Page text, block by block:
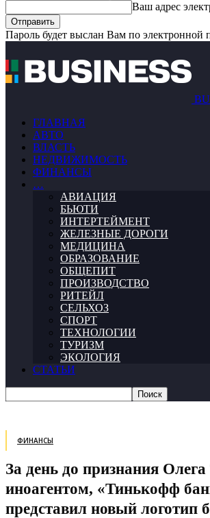
Ваш адрес
Пароль будет выслан Вам по электронной
ГЛАВНАЯ
АВТО
ВЛАСТЬ
НЕДВИЖИМОСТЬ
ФИНАНСЫ
…
АВИАЦИЯ
БЬЮТИ
ИНТЕРТЕЙМЕНТ
ЖЕЛЕЗНЫЕ ДОРОГИ
МЕДИЦИНА
ОБРАЗОВАНИЕ
ОБЩЕПИТ
ПРОИЗВОДСТВО
РИТЕЙЛ
СЕЛЬХОЗ
СПОРТ
ТЕХНОЛОГИИ
ТУРИЗМ
ЭКОЛОГИЯ
СТАТЬИ
ФИНАНСЫ
За день до признания
иноагентом, «Тинькофф
представил новый логотип